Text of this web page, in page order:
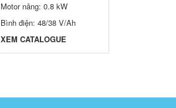
Motor nâng: 0.8 kW
Bình điện: 48/38 V/Ah
XEM CATALOGUE